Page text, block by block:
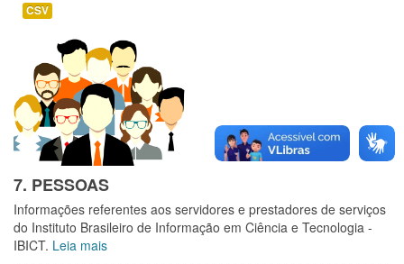
CSV
7. PESSOAS
Informações referentes aos servidores e prestadores de serviços
do Instituto Brasileiro de Informação em Ciência e Tecnologia -
IBICT. Leia mais